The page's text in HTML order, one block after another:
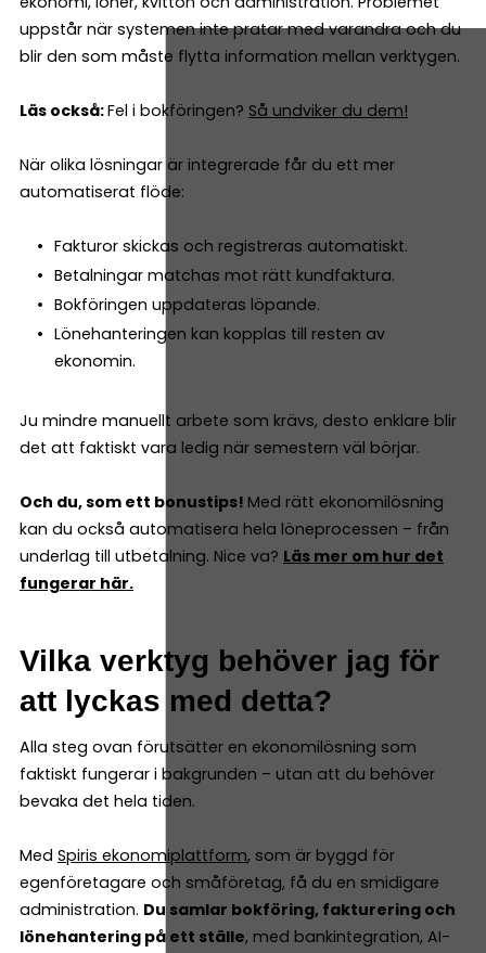
uppstår när systemen inte pratar med varandra och du
blir den som måste flytta information mellan verktygen.
Läs också:Fel i bokföringen? Så undviker du dem!
När olika lösningar är integrerade får du ett mer
automatiserat flöde:
Fakturor skickas och registreras automatiskt.
Betalningar matchas mot rätt kundfaktura.
Bokföringen uppdateras löpande.
Lönehanteringen kan kopplas till resten av
ekonomin.
Ju mindre manuellt arbete som krävs, desto enklare blir
det att faktiskt vara ledig när semestern väl börjar.
Och du, som ett bonustips! Med rätt ekonomilösning
kan du också automatisera hela löneprocessen – från
underlag till utbetalning. Nice va? Läs mer om hur det
fungerar här.
Vilka verktyg behöver jag för
att lyckas med detta?
Alla steg ovan förutsätter en ekonomilösning som
faktiskt fungerar i bakgrunden – utan att du behöver
bevaka det hela tiden.
Med Spiris ekonomiplattform, som är byggd för
egenföretagare och småföretag, få du en smidigare
administration. Du samlar bokföring, fakturering och
lönehantering på ett ställe, med bankintegration, AI-